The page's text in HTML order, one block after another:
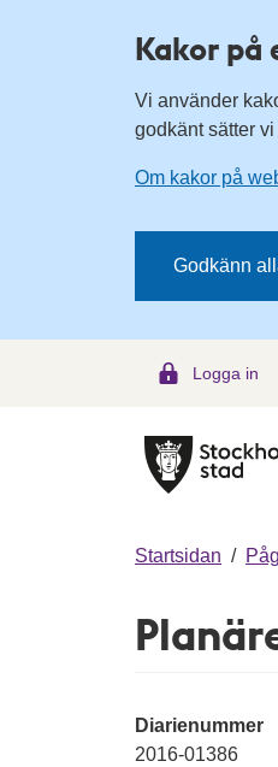
Kakor
Vi använder
godkänt sätter
Om kakor på
Godkänn
Logga in
Startsidan /
Diarienummer
2016-01386